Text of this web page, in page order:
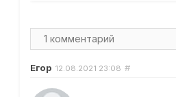
Егор 12.08.2021 23:08 #